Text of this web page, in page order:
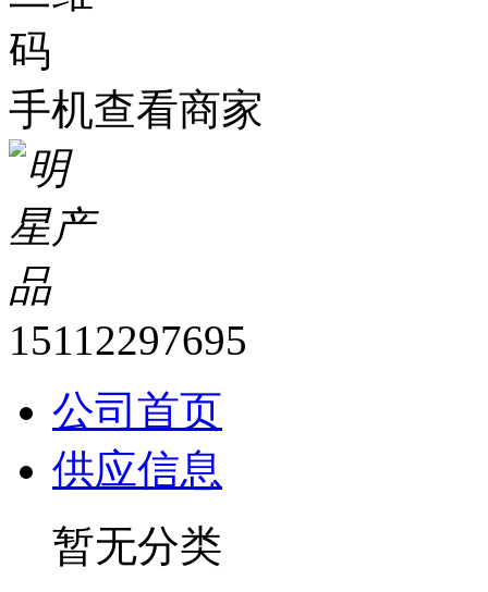
手机查看商家
15112297695
公司首页
供应信息
暂无分类